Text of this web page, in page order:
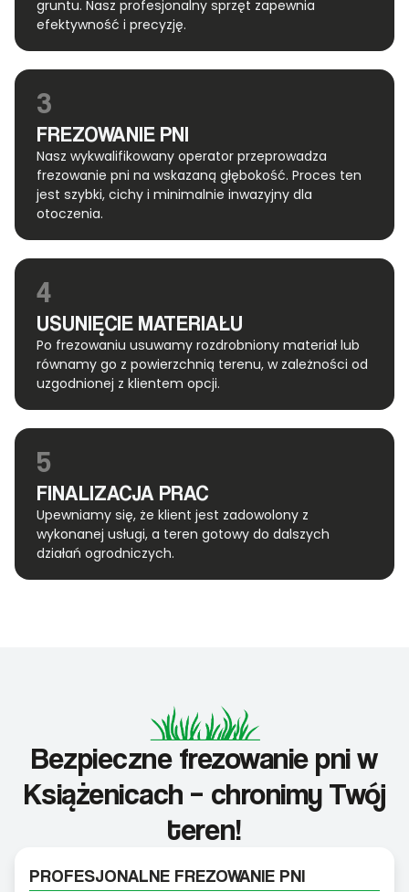
gruntu. Nasz profesjonalny sprzęt zapewnia
efektywność i precyzję.
3
FREZOWANIE PNI
Nasz wykwalifikowany operator przeprowadza
frezowanie pni na wskazaną głębokość. Proces ten
jest szybki, cichy i minimalnie inwazyjny dla
otoczenia.
4
USUNIĘCIE MATERIAŁU
Po frezowaniu usuwamy rozdrobniony materiał lub
równamy go z powierzchnią terenu, w zależności od
uzgodnionej z klientem opcji.
5
FINALIZACJA PRAC
Upewniamy się, że klient jest zadowolony z
wykonanej usługi, a teren gotowy do dalszych
działań ogrodniczych.
Bezpieczne frezowanie pni w
Książenicach – chronimy Twój
teren!
PROFESJONALNE FREZOWANIE PNI